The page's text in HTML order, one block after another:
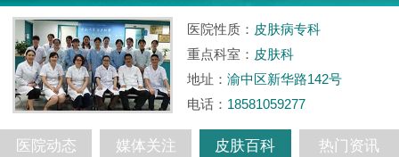
医院性质： 皮肤病专科
重点科室： 皮肤科
地址：渝中区新华路142号
电话： 18581059277
医院动态 媒体关注 皮肤百科 热门资讯